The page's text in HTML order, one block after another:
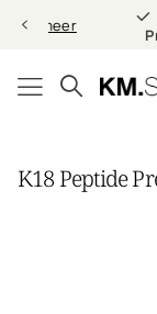
Professionele
K18 Peptide